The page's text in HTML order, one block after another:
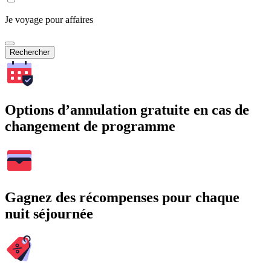
Je voyage pour affaires
Rechercher
Options d’annulation gratuite en cas de
changement de programme
Gagnez des récompenses pour chaque
nuit séjournée